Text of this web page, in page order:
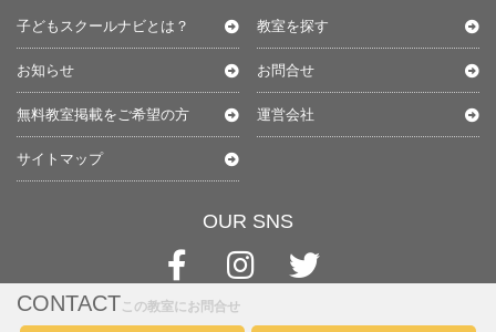
CONTACTこの教室にお問合せ
子どもスクールナビとは？ 教室を探す
お知らせ お問合せ
無料教室掲載をご希望の方 運営会社
サイトマップ
OUR SNS